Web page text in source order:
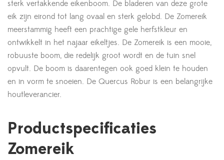
sterk vertakkende eikenboom. De bladeren van deze grote
eik zijn eirond tot lang ovaal en sterk gelobd. De Zomereik
meerstammig heeft een prachtige gele herfstkleur en
ontwikkelt in het najaar eikeltjes. De Zomereik is een mooie,
robuuste boom, die redelijk groot wordt en de tuin snel
opvult. De boom is daarentegen ook goed klein te houden
en in vorm te snoeien. De Quercus Robur is een belangrijke
houtleverancier.
Productspecificaties
Zomereik